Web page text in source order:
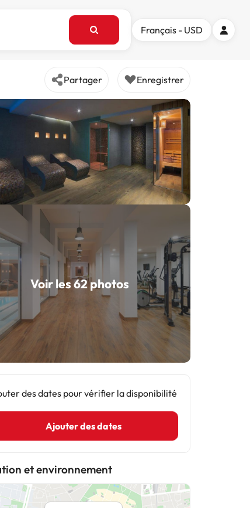
Français - USD
Partager Enregistrer
Voir les 62 photos
des dates pour vérifier la disponibilité
Ajouter des dates
et environnement